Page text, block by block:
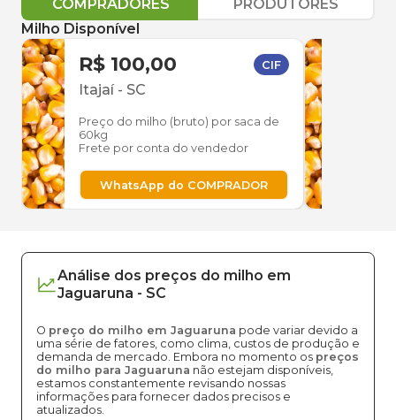
COMPRADORES
PRODUTORES
Milho Disponível
R$ 100,00 CIF
Itajaí- SC
Preço do milho (bruto) por saca de
60kg
Frete por conta do vendedor
WhatsApp do COMPRADOR
Análise dos preços do milho em
Jaguaruna - SC
O preço do milho em Jaguaruna pode variar devido a
uma série de fatores, como clima, custos de produção e
demanda de mercado. Embora no momento os preços
do milho para Jaguaruna não estejam disponíveis,
estamos constantemente revisando nossas
informações para fornecer dados precisos e
atualizados.